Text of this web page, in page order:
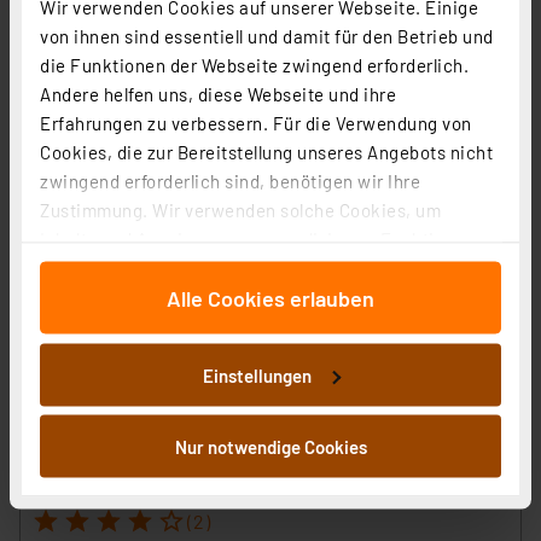
Wir verwenden Cookies auf unserer Webseite. Einige
von ihnen sind essentiell und damit für den Betrieb und
die Funktionen der Webseite zwingend erforderlich.
Andere helfen uns, diese Webseite und ihre
Erfahrungen zu verbessern. Für die Verwendung von
Cookies, die zur Bereitstellung unseres Angebots nicht
zwingend erforderlich sind, benötigen wir Ihre
Zustimmung. Wir verwenden solche Cookies, um
für soziale Medien anbieten zu können und die Zugriffe
auf unsere Website zu analysieren. Außerdem geben
wir Informationen zu Ihrer Verwendung unserer Website
an unsere Partner für soziale Medien, Werbung und
Analysen weiter. Unsere Partner führen diese
Informationen möglicherweise mit weiteren Daten
zusammen, die Sie ihnen bereitgestellt haben oder die
sie im Rahmen Ihrer Nutzung der Dienste gesammelt
stimmen Sie sowohl dem Speichern und Abrufen von
Alle Cookies erlauben
Einstellungen
Nur notwendige Cookies
Produktdatenblatt
27,69 €
zzgl. MwSt.
Informationen zu Versandkosten
Müller Licht 48-W-LED-Feuchtraumwannenleuchte
Aqua-Promo, 2-flammig, 4400 lm, 4000 K, IP65, 150 cm
Artikel-Nr. 122955
1 2 3 4 5 (2)